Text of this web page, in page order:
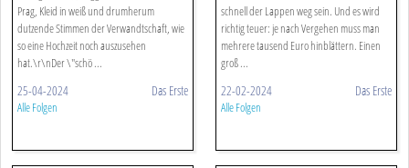
Prag, Kleid in weiß und drumherum
dutzende Stimmen der Verwandtschaft, wie
so eine Hochzeit noch auszusehen
hat.\r\nDer \"schö ...
25-04-2024 Das Erste
Alle Folgen
schnell der Lappen weg sein. Und es wird
richtig teuer: je nach Vergehen muss man
mehrere tausend Euro hinblättern. Einen
groß ...
22-02-2024 Das Erste
Alle Folgen